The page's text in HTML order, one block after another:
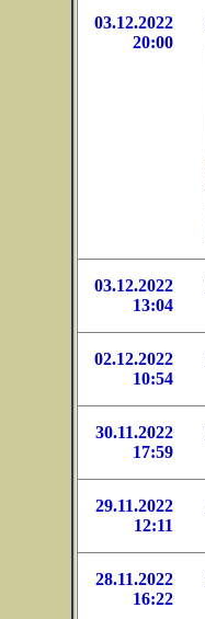
03.12.2022
20:00
03.12.2022
13:04
02.12.2022
10:54
30.11.2022
17:59
29.11.2022
12:11
28.11.2022
16:22